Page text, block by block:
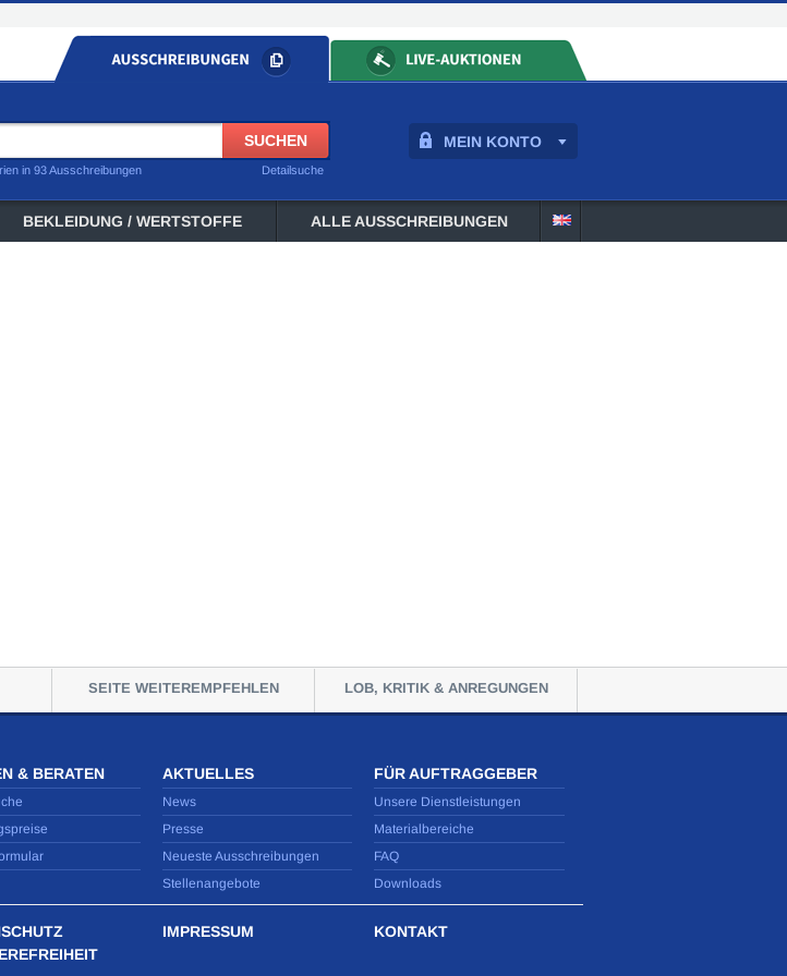
MEIN KONTO
Detailsuche
in 93 Ausschreibungen
BEKLEIDUNG / WERTSTOFFE ALLE AUSSCHREIBUNGEN
SEITE WEITEREMPFEHLEN LOB, KRITIK & ANREGUNGEN
& BERATEN AKTUELLES
News
Presse
Neueste Ausschreibungen
Stellenangebote
FÜR AUFTRAGGEBER
Unsere Dienstleistungen
Materialbereiche
FAQ
Downloads
IMPRESSUM KONTAKT